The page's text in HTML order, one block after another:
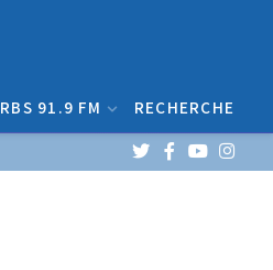
RBS 91.9 FM RECHERCHE